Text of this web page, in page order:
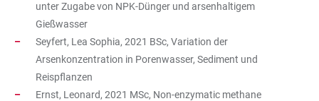
unter Zugabe von NPK-Dünger und arsenhaltigem
Gießwasser
Seyfert, Lea Sophia, 2021 BSc, Variation der
Arsenkonzentration in Porenwasser, Sediment und
Reispflanzen
Ernst, Leonard, 2021 MSc, Non-enzymatic methane